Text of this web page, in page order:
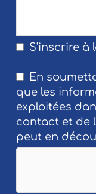
S'inscrire à
En
que les
exploitées
contact et de
peut en